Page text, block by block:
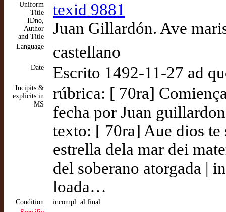
Uniform
Title
IDno,
Author
and Title
texid 9881
Juan Gillardón. Ave
Language castellano
Date Escrito 1492-11-27 ad
Incipits &
explicits in
MS
rúbrica: [ 70ra]
fecha por Juan guillardon
texto: [ 70ra] Aue dios te
estrella dela mar dei
del soberano atorgada |
loada…
Condition
incompl. al final